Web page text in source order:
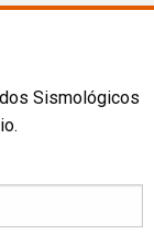
Sismológicos